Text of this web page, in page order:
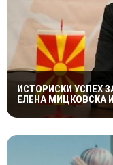
ИСТОРИСКИ УСПЕХ
ЕЛЕНА МИЦКОВСКА
ОДБОР НА
СПОРТОВИ